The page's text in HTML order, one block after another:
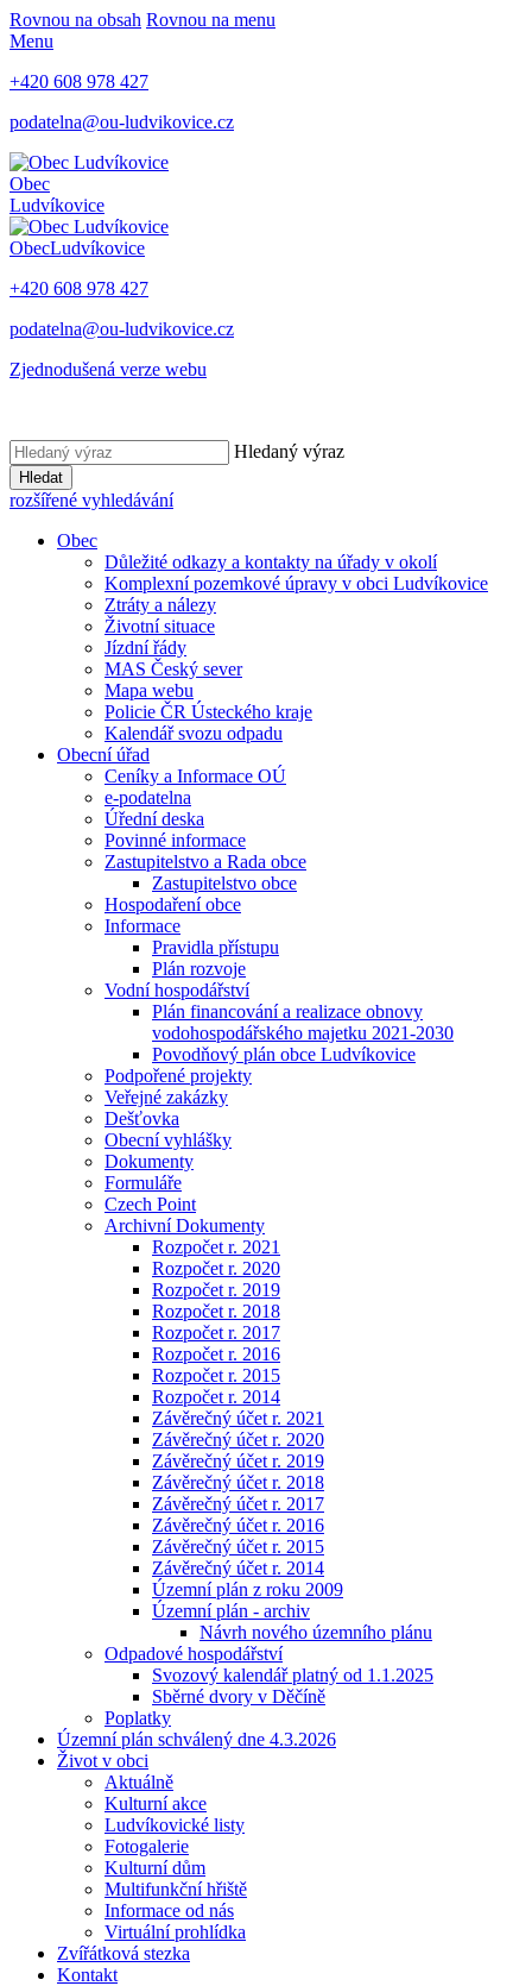
Rovnou na obsah Rovnou na menu
Menu
+420 608 978 427
podatelna@ou-ludvikovice.cz
Obec
Ludvíkovice
ObecLudvíkovice
+420 608 978 427
podatelna@ou-ludvikovice.cz
Zjednodušená verze webu
Hledaný výraz
Hledat
rozšířené vyhledávání
Obec
Důležité odkazy a kontakty na úřady v okolí
Komplexní pozemkové úpravy v obci Ludvíkovice
Ztráty a nálezy
Životní situace
Jízdní řády
MAS Český sever
Mapa webu
Policie ČR Ústeckého kraje
Kalendář svozu odpadu
Obecní úřad
Ceníky a Informace OÚ
e-podatelna
Úřední deska
Povinné informace
Zastupitelstvo a Rada obce
Zastupitelstvo obce
Hospodaření obce
Informace
Pravidla přístupu
Plán rozvoje
Vodní hospodářství
Plán financování a realizace obnovy
vodohospodářského majetku 2021-2030
Povodňový plán obce Ludvíkovice
Podpořené projekty
Veřejné zakázky
Dešťovka
Obecní vyhlášky
Dokumenty
Formuláře
Czech Point
Archivní Dokumenty
Rozpočet r. 2021
Rozpočet r. 2020
Rozpočet r. 2019
Rozpočet r. 2018
Rozpočet r. 2017
Rozpočet r. 2016
Rozpočet r. 2015
Rozpočet r. 2014
Závěrečný účet r. 2021
Závěrečný účet r. 2020
Závěrečný účet r. 2019
Závěrečný účet r. 2018
Závěrečný účet r. 2017
Závěrečný účet r. 2016
Závěrečný účet r. 2015
Závěrečný účet r. 2014
Územní plán z roku 2009
Územní plán - archiv
Návrh nového územního plánu
Odpadové hospodářství
Svozový kalendář platný od 1.1.2025
Sběrné dvory v Děčíně
Poplatky
Územní plán schválený dne 4.3.2026
Život v obci
Aktuálně
Kulturní akce
Ludvíkovické listy
Fotogalerie
Kulturní dům
Multifunkční hřiště
Informace od nás
Virtuální prohlídka
Zvířátková stezka
Kontakt